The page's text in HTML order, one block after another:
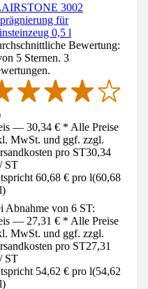
3002
für
0,5 l
Bewertung:
5 Sternen. 3
— 30,34 € * Alle Preise
MwSt. und ggf. zzgl.
pro ST30,34
/ ST
60,68 € pro l(60,68
l)
Abnahme von 6 ST:
— 27,31 € * Alle Preise
MwSt. und ggf. zzgl.
pro ST27,31
/ ST
54,62 € pro l(54,62
l)